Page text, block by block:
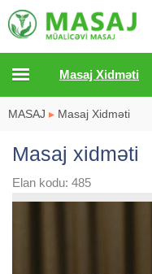
Masaj Xidməti
MASAJ ▸ Masaj Xidməti
Masaj xidməti
Elan kodu: 485